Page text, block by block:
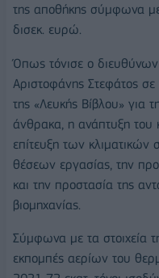
της αποθήκης σύμφωνα
δισεκ. ευρώ.
Όπως τόνισε ο
Αριστοφάνης Στεφάτος
της «Λευκής Βίβλου» για
άνθρακα, η ανάπτυξη του
επίτευξη των
θέσεων εργασίας, την
και την προστασία της
βιομηχανίας.
Σύμφωνα με τα στοιχεία
εκπομπές αερίων του